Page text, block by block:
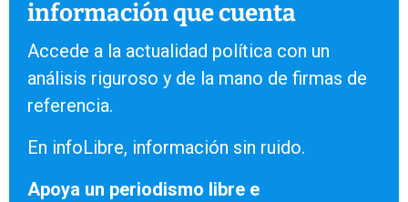
información que cuenta
Accede a la actualidad política con un
análisis riguroso y de la mano de firmas de
referencia.
En infoLibre, información sin ruido.
Apoya un periodismo libre e